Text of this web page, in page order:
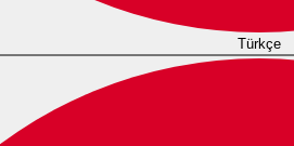
Türkçe